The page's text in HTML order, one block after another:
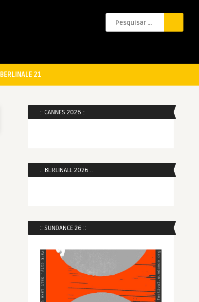
BERLINALE 21
:: CANNES 2026 ::
:: BERLINALE 2026 ::
:: SUNDANCE 26 ::